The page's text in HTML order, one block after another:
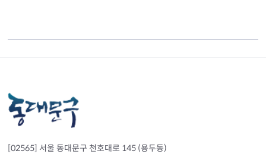
[02565] 서울 동대문구 천호대로 145 (용두동)